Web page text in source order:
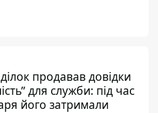
продавав довідки
для служби: під час
його затримали